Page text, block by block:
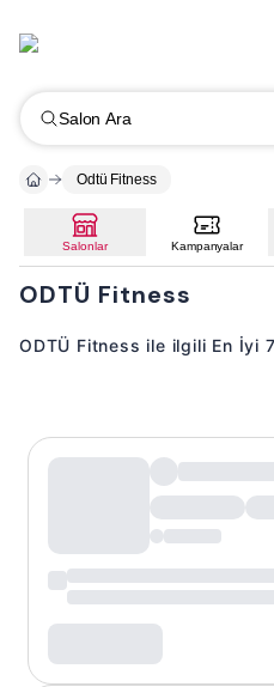
Salon Ara
Odtü Fitness
Salonlar Kampanyalar
ODTÜ Fitness
ODTÜ Fitness ile ilgili En İyi